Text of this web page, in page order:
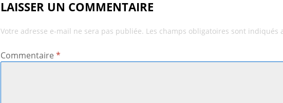
LAISSER UN COMMENTAIRE
Votre adresse e-mail ne sera pas publiée. Les champs obligatoires sont indiqués
Commentaire*